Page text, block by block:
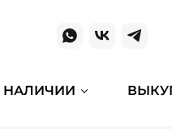
НАЛИЧИИ